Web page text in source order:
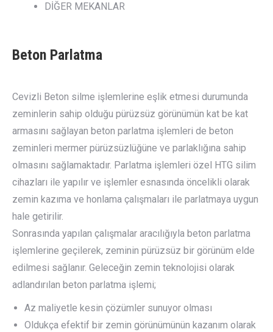
DİĞER MEKANLAR
Beton Parlatma
Cevizli Beton silme işlemlerine eşlik etmesi durumunda
zeminlerin sahip olduğu pürüzsüz görünümün kat be kat
armasını sağlayan beton parlatma işlemleri de beton
zeminleri mermer pürüzsüzlüğüne ve parlaklığına sahip
olmasını sağlamaktadır. Parlatma işlemleri özel HTG silim
cihazları ile yapılır ve işlemler esnasında öncelikli olarak
zemin kazıma ve honlama çalışmaları ile parlatmaya uygun
hale getirilir.
Sonrasında yapılan çalışmalar aracılığıyla beton parlatma
işlemlerine geçilerek, zeminin pürüzsüz bir görünüm elde
edilmesi sağlanır. Geleceğin zemin teknolojisi olarak
adlandırılan beton parlatma işlemi;
Az maliyetle kesin çözümler sunuyor olması
Oldukça efektif bir zemin görünümünün kazanım olarak